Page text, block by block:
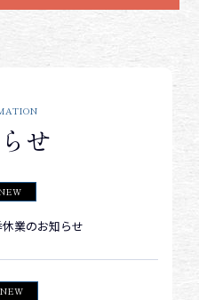
せ
休業のお知らせ
NEW